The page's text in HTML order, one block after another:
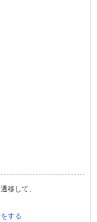
移して、
する